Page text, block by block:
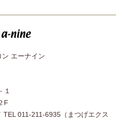
ン エーナイン
F
011-211-6935（まつげエクス